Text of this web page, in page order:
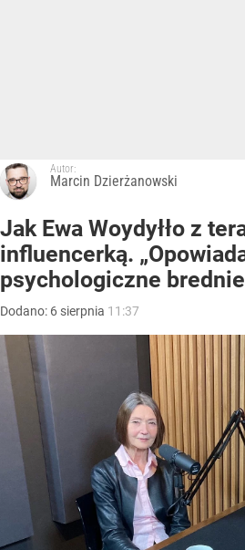
Autor:
Marcin Dzierżanowski
Jak Ewa Woydyłło z
influencerką.
psychologiczne
Dodano: 6 sierpnia 11:37